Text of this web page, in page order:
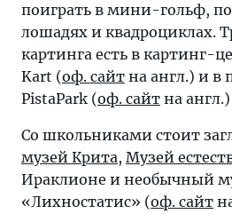
поиграть в мини-гольф,
лошадях и квадроциклах.
картинга есть в картинг-
Kart (оф. сайт на англ.) и в
PistaPark (оф. сайт на
Со школьниками стоит
музей Крита, Музей
Ираклионе и необычный
«Лихностатис» (оф. сайт